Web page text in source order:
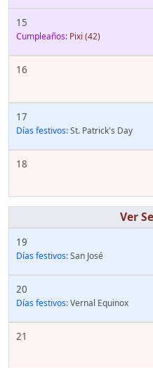
15
Cumpleaños: Pixi (42)
16
17
Días festivos:St. Patrick's Day
18
19
Días festivos:San José
20
Días festivos:Vernal Equinox
21